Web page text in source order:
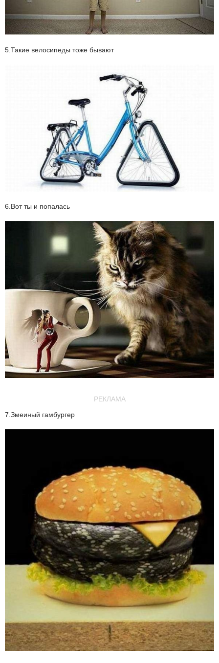
5.Такие велосипеды тоже бывают
6.Вот ты и попалась
РЕКЛАМА
7.Змеиный гамбургер